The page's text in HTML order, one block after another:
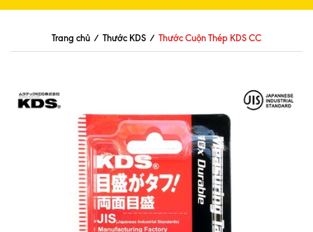
Trang chủ / Thước KDS / Thước Cuộn Thép KDS CC